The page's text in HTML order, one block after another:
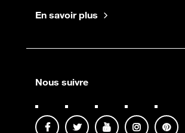
En savoir plus
Nous suivre